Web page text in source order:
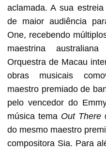
aclamada. A sua
de maior audiência
One, recebendo
maestrina
Orquestra de Macau
obras musicais
maestro premiado de
pelo vencedor do
música tema Out There
do mesmo maestro
compositora Sia. Para